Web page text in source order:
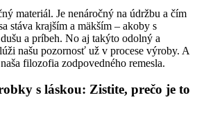
materiál. Je nenáročný na údržbu a čím
stáva krajším a mäkším – akoby s
a príbeh. No aj takýto odolný a
našu pozornosť už v procese výroby. A
filozofia zodpovedného remesla.
s láskou: Zistite, prečo je to